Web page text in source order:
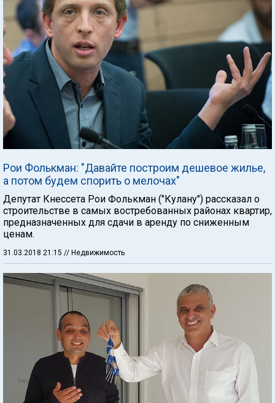
Рои Фолькман: "Давайте построим дешевое жилье,
а потом будем спорить о мелочах"
Депутат Кнессета Рои Фолькман ("Кулану") рассказал о
строительстве в самых востребованных районах квартир,
предназначенных для сдачи в аренду по сниженным
ценам.
31.03.2018 21:15 // Недвижимость